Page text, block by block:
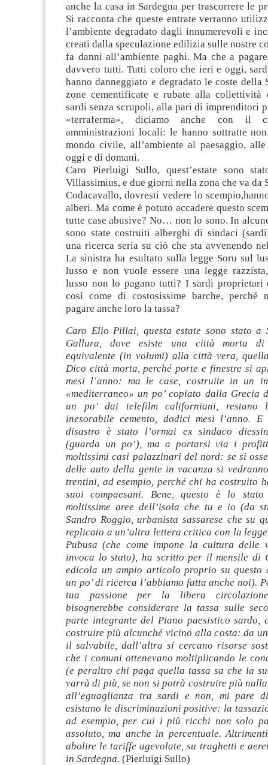
anche la casa in Sardegna per trascorrere le
Si racconta che queste entrate verranno
l’ambiente degradato dagli innumerevoli e
creati dalla speculazione edilizia sulle nostre
fa danni all’ambiente paghi. Ma che a
davvero tutti. Tutti coloro che ieri e oggi,
hanno danneggiato e degradato le coste della
zone cementificate e rubate alla collettività
sardi senza scrupoli, alla pari di imprenditori
«terraferma», diciamo anche con il
amministrazioni locali: le hanno sottratte
mondo civile, all’ambiente al paesaggio,
oggi e di domani.
Caro Pierluigi Sullo, quest’estate sono
Villassimius, e due giorni nella zona che va da
Codacavallo, dovresti vedere lo
alberi. Ma come è potuto accadere questo
tutte case abusive? No… non lo sono. In
sono state costruiti alberghi di sindaci
una ricerca seria su ciò che sta avvenendo
La sinistra ha esultato sulla legge Soru sul
lusso e non vuole essere una legge
lusso non lo pagano tutti? I sardi
così come di costosissime barche, perché
pagare anche loro la tassa?
Caro Elio Pillai, questa estate sono stato a
Gallura, dove esiste una città morta di
equivalente (in volumi) alla città vera,
Dico città morta, perché porte e finestre si
mesi l’anno: ma le case, costruite in un
«mediterraneo» un po’ copiato dalla Grecia
un po’ dai telefilm californiani,
inesorabile cemento, dodici mesi l’anno.
disastro è stato l’ormai ex sindaco
(guarda un po’), ma a portarsi via i
moltissimi casi palazzinari del nord: se si
delle auto della gente in vacanza si
trentini, ad esempio, perché chi ha costruito
suoi compaesani. Bene, questo è lo
moltissime aree dell’isola che tu e io (da
Sandro Roggio, urbanista sassarese che su
replicato a un’altra lettera critica con la
Pubusa (che come impone la cultura delle
invoca lo stato), ha scritto per il mensile di
edicola un ampio articolo proprio su questo
un po’ di ricerca l’abbiamo fatta anche noi).
tua passione per la libera
bisognerebbe considerare la tassa sulle
parte integrante del Piano paesistico sardo,
costruire più alcunché vicino alla costa: da
il salvabile, dall’altra si cercano risorse
che i comuni ottenevano moltiplicando le
(e peraltro chi paga quella tassa sa che la
varrà di più, se non si potrà costruire più
all’eguaglianza tra sardi e non, mi pare
esistano le discriminazioni positive: la
ad esempio, per cui i più ricchi non solo
assoluto, ma anche in percentuale.
abolire le tariffe agevolate, su traghetti e
in Sardegna. (Pierluigi Sullo)